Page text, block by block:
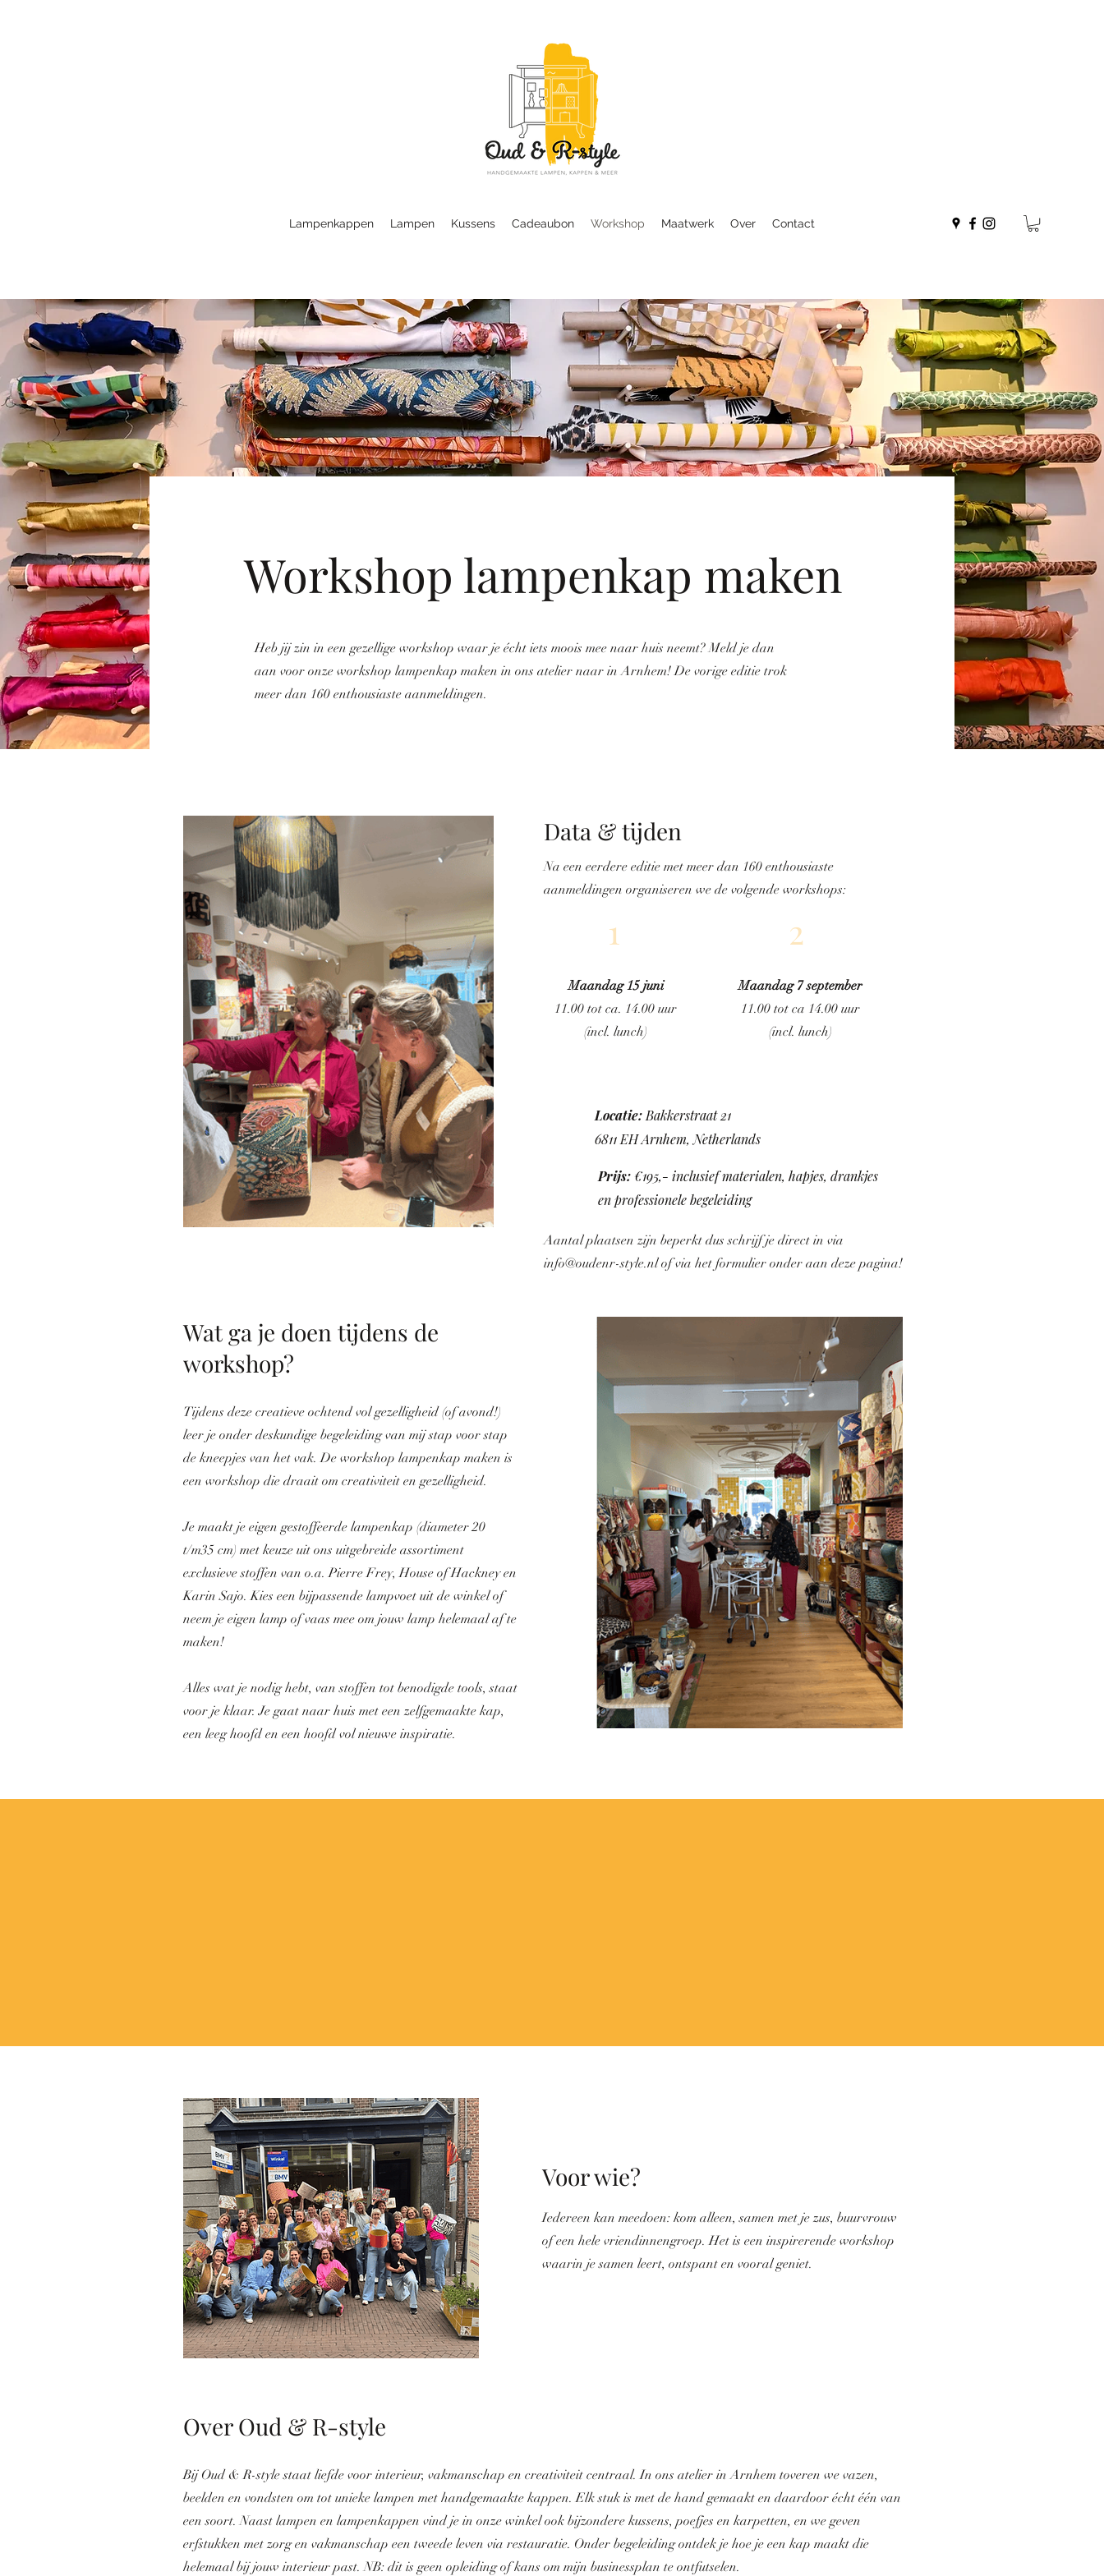
Lampenkappen Lampen Kussens Cadeaubon Workshop Maatwerk Over Contact
Workshop lampenkap maken
Heb jij zin in een gezellige workshop waar je écht iets moois mee naar huis neemt? Meld je dan
aan voor onze workshop lampenkap maken in ons atelier naar in Arnhem! De vorige editie trok
meer dan 160 enthousiaste aanmeldingen.
Data & tijden
Na een eerdere editie met meer dan 160 enthousiaste
aanmeldingen organiseren we de volgende workshops:
1
Maandag 15 juni
11.00 tot ca. 14.00 uur
(incl. lunch)
2
Maandag 7 september
11.00 tot ca 14.00 uur
(incl. lunch)
Locatie: Bakkerstraat 21
6811 EH Arnhem, Netherlands
Prijs:€195,- inclusief materialen, hapjes, drankjes
en professionele begeleiding
Aantal plaatsen zijn beperkt dus schrijf je direct in via
info@oudenr-style.nlof via het formulier onder aan deze pagina!
Wat ga je doen tijdens de
workshop?
Tijdens deze creatieve ochtend vol gezelligheid (of avond!)
leer je onder deskundige begeleiding van mij stap voor stap
de kneepjes van het vak. De workshop lampenkap maken is
een workshop die draait om creativiteit en gezelligheid.
Je maakt je eigen gestoffeerde lampenkap (diameter 20
t/m35 cm) met keuze uit ons uitgebreide assortiment
exclusieve stoffen van o.a. Pierre Frey, House of Hackney en
Karin Sajo. Kies een bijpassende lampvoet uit de winkel of
neem je eigen lamp of vaas mee om jouw lamp helemaal af te
maken!
Alles wat je nodig hebt, van stoffen tot benodigde tools, staat
voor je klaar. Je gaat naar huis met een zelfgemaakte kap,
een leeg hoofd en een hoofd vol nieuwe inspiratie.
Voor wie?
Iedereen kan meedoen: kom alleen, samen met je zus, buurvrouw
of een hele vriendinnengroep. Het is een inspirerende workshop
waarin je samen leert, ontspant en vooral geniet.
Over Oud & R-style
Bij Oud & R-style staat liefde voor interieur, vakmanschap en creativiteit centraal. In ons atelier in Arnhem toveren we vazen,
beelden en vondsten om tot unieke lampen met handgemaakte kappen. Elk stuk is met de hand gemaakt en daardoor écht één van
een soort. Naast lampen en lampenkappen vind je in onze winkel ook bijzondere kussens, poefjes en karpetten, en we geven
erfstukken met zorg en vakmanschap een tweede leven via restauratie. Onder begeleiding ontdek je hoe je een kap maakt die
helemaal bij jouw interieur past. NB: dit is geen opleiding of kans om mijn businessplan te ontfutselen.